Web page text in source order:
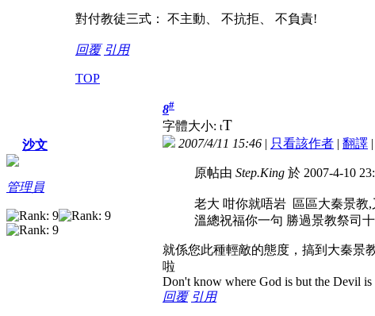
對付教徒三式： 不主動、 不抗拒、 不負責!
回覆 引用
TOP
沙文
管理員
8#
字體大小: tT
2007/4/11 15:46 | 只看該作者 | 翻譯 |
原帖由 Step.King 於 2007-4-10
老大 咁你就唔岩 區區大秦景教
溫總祝福你一句 勝過景教祭司
就係您此種輕敵的態度，搞到大秦景
啦
Don't know where God is but the Devil is
回覆 引用